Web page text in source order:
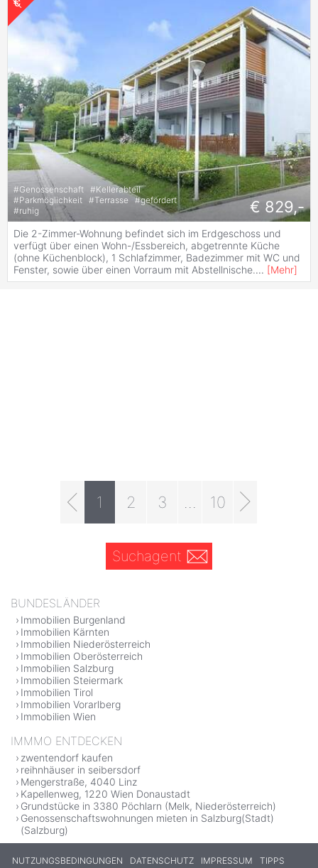
#Genossenschaft #Kellerabteil
#Parkmöglichkeit #Terrasse #gefördert
#ruhig € 829,-
Die 2-Zimmer-Wohnung befindet sich im Erdgeschoss und
verfügt über einen Wohn-/Essbereich, abgetrennte Küche
(ohne Küchenblock), 1 Schlafzimmer, Badezimmer mit WC und
Fenster, sowie über einen Vorraum mit Abstellnische.... [Mehr]
1 2 3 10
Suchagent
BUNDESLÄNDER
Immobilien Burgenland
Immobilien Kärnten
Immobilien Niederösterreich
Immobilien Oberösterreich
Immobilien Salzburg
Immobilien Steiermark
Immobilien Tirol
Immobilien Vorarlberg
Immobilien Wien
IMMMO ENTDECKEN
zwentendorf kaufen
reihnhäuser in seibersdorf
Mengerstraße, 4040 Linz
Kapellenweg, 1220 Wien Donaustadt
Grundstücke in 3380 Pöchlarn (Melk, Niederösterreich)
Genossenschaftswohnungen mieten in Salzburg(Stadt)
(Salzburg)
NUTZUNGSBEDINGUNGEN DATENSCHUTZ IMPRESSUM
TIPPS